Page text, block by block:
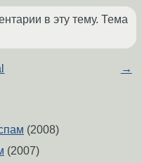
в эту тему. Тема
→
(2008)
(2007)